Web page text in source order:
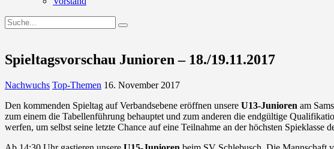
Spieltagsvorschau Junioren – 18./19.11.2017
Nachwuchs Top-Themen 16. November 2017
Den kommenden Spieltag auf Verbandsebene eröffnen unsere U13-Junioren am
zum einem die Tabellenführung behauptet und zum anderen die endgültige
werfen, um selbst seine letzte Chance auf eine Teilnahme an der höchsten Spieklasse